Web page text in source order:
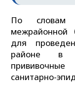
По словам
для
районе в
санитарно-